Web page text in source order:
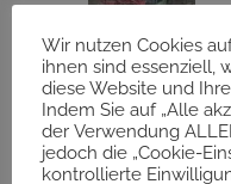
Wir nutzen Cookies
ihnen sind essenziell,
diese Website und
Indem Sie auf „Alle
der Verwendung
jedoch die „Cookie-
kontrollierte